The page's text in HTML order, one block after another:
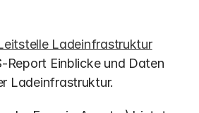
Ladeinfrastruktur
Report Einblicke und Daten
Ladeinfrastruktur.